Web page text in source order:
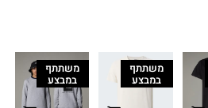
משתתף
במבצע
משתתף
במבצע